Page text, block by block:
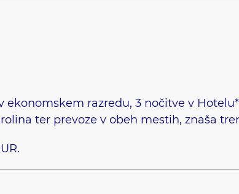
razredu, 3 nočitve v
ter prevoze v obeh mestih, znaša